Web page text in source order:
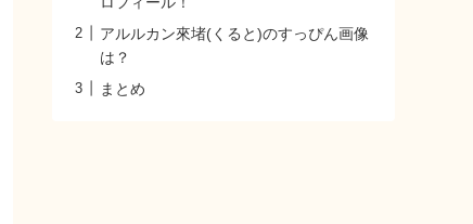
アルルカン來堵(くると)のすっぴん画像
は？
まとめ